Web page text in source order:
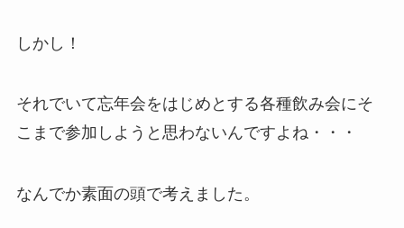
しかし！
それでいて忘年会をはじめとする各種飲み会にそ
こまで参加しようと思わないんですよね・・・
なんでか素面の頭で考えました。